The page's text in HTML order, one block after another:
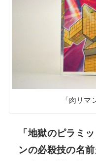
「肉リ
「地獄のピラミ
ンの必殺技の名